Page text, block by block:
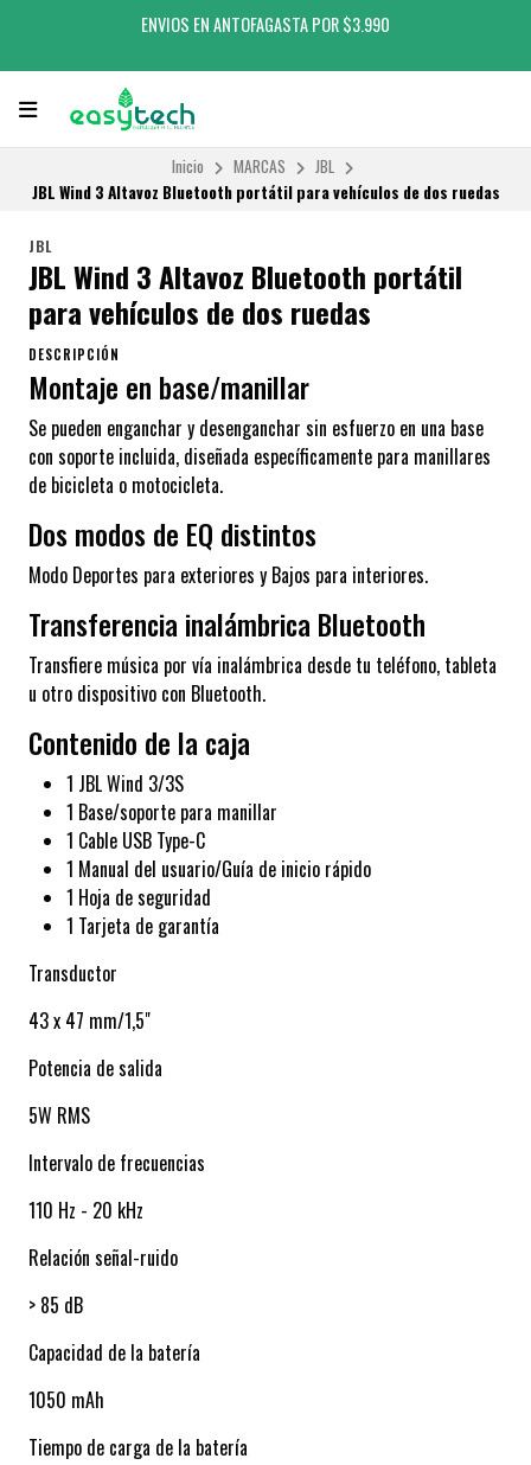
ENVIOS EN ANTOFAGASTA POR $3.990
Inicio MARCAS
JBL
JBL Wind 3 Altavoz Bluetooth portátil para vehículos de dos ruedas
JBL
JBL Wind 3 Altavoz Bluetooth portátil
para vehículos de dos ruedas
DESCRIPCIÓN
Montaje en base/manillar
Se pueden enganchar y desenganchar sin esfuerzo en una base
con soporte incluida, diseñada específicamente para manillares
de bicicleta o motocicleta.
Dos modos de EQ distintos
Modo Deportes para exteriores y Bajos para interiores.
Transferencia inalámbrica Bluetooth
Transfiere música por vía inalámbrica desde tu teléfono, tableta
u otro dispositivo con Bluetooth.
Contenido de la caja
1 JBL Wind 3/3S
1 Base/soporte para manillar
1 Cable USB Type-C
1 Manual del usuario/Guía de inicio rápido
1 Hoja de seguridad
1 Tarjeta de garantía
Transductor
43 x 47 mm/1,5"
Potencia de salida
5W RMS
Intervalo de frecuencias
110 Hz - 20 kHz
Relación señal-ruido
> 85 dB
Capacidad de la batería
1050 mAh
Tiempo de carga de la batería